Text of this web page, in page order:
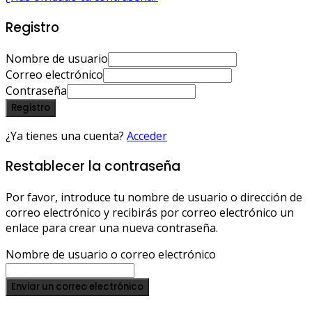
Registro
Nombre de usuario
Correo electrónico
Contraseña
Registro
¿Ya tienes una cuenta? Acceder
Restablecer la contraseña
Por favor, introduce tu nombre de usuario o dirección de
correo electrónico y recibirás por correo electrónico un
enlace para crear una nueva contraseña.
Nombre de usuario o correo electrónico
Enviar un correo electrónico